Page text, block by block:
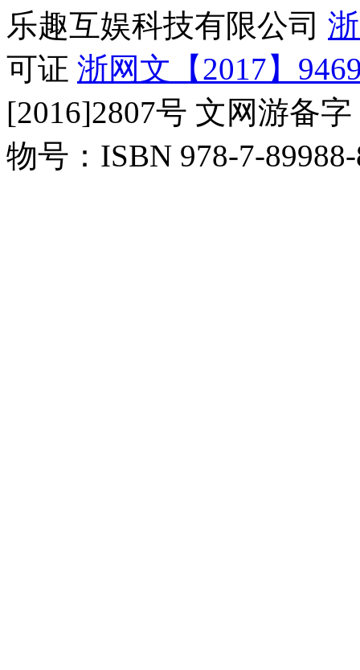
乐趣互娱科技有限公司
可证 浙网文【2017】
[2016]2807号 文网游备
物号：ISBN 978-7-